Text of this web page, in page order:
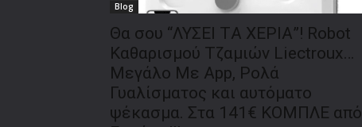
Blog
Θα σου “ΛΥΣΕΙ TΑ ΧΕΡΙΑ”! Robot
Καθαρισμού Τζαμιών Liectroux…
Μεγάλο Με App, Ρολά
Γυαλίσματος και αυτόματο
ψέκασμα. Στα 141€ ΚΟΜΠΛΕ από